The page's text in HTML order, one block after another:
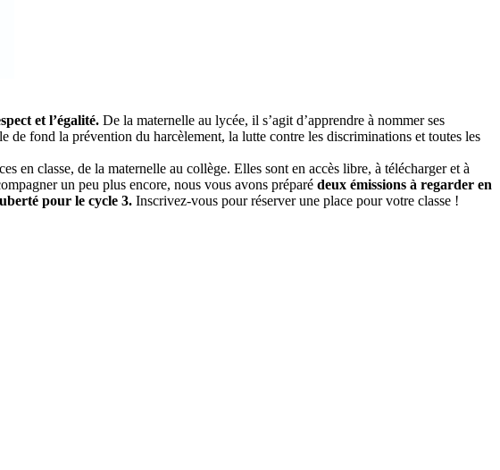
et l’égalité. De la maternelle au lycée, il s’agit d’apprendre à nommer ses
de fond la prévention du harcèlement, la lutte contre les discriminations et toutes les
en classe, de la maternelle au collège. Elles sont en accès libre, à télécharger et à
un peu plus encore, nous vous avons préparé deux émissions à regarder en
pour le cycle 3. Inscrivez-vous pour réserver une place pour votre classe !